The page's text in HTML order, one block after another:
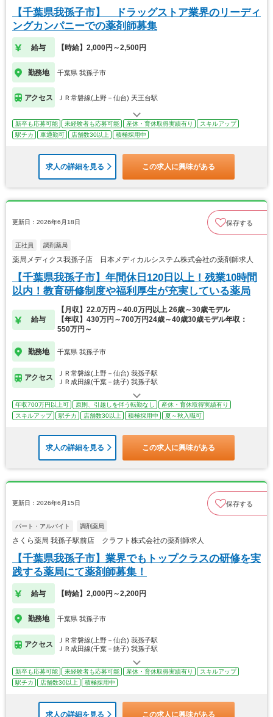
【千葉県我孫子市】 ドラッグストア業界のリーディ
ングカンパニーでの薬剤師募集
給与 【時給】2,000円～2,500円
勤務地 千葉県 我孫子市
アクセス ＪＲ常磐線(上野－仙台) 天王台駅
新卒も応募可能 未経験者も応募可能 産休・育休取得実績有り
スキルアップ
駅チカ
車通勤可 店舗数30以上 積極採用中
求人の詳細を見る この求人に興味がある
更新日：2026年6月18日 保存する
正社員 調剤薬局
薬局メディクス我孫子店 日本メディカルシステム株式会社の薬剤師求人
【千葉県我孫子市】年間休日120日以上！残業10時間
以内！教育研修制度や福利厚生が充実している薬局
給与
【月収】22.0万円～40.0万円以上 26歳～30歳モデル
【年収】430万円～700万円24歳～40歳30歳モデル年収：
550万円～
勤務地 千葉県 我孫子市
アクセス
ＪＲ常磐線(上野－仙台) 我孫子駅
ＪＲ成田線(千葉－銚子) 我孫子駅
年収700万円以上可 原則、引越しを伴う転勤なし
産休・育休取得実績有り
スキルアップ
駅チカ 店舗数30以上 積極採用中 夏～秋入職可
求人の詳細を見る この求人に興味がある
更新日：2026年6月15日 保存する
パート・アルバイト 調剤薬局
さくら薬局 我孫子駅前店 クラフト株式会社の薬剤師求人
【千葉県我孫子市】業界でもトップクラスの研修を実
践する薬局にて薬剤師募集！
給与 【時給】2,000円～2,200円
勤務地 千葉県 我孫子市
アクセス
ＪＲ常磐線(上野－仙台) 我孫子駅
ＪＲ成田線(千葉－銚子) 我孫子駅
新卒も応募可能 未経験者も応募可能 産休・育休取得実績有り
スキルアップ
駅チカ
店舗数30以上 積極採用中
求人の詳細を見る この求人に興味がある